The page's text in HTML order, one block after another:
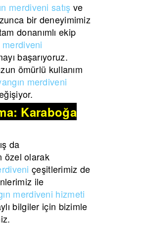
merdiveni satış ve
bir deneyimimiz
donanımlı ekip
merdiveni
başarıyoruz.
ömürlü kullanım
merdiveni
Karaboğa
da
özel olarak
çeşitlerimiz de
ile
merdiveni hizmeti
bilgiler için bizimle